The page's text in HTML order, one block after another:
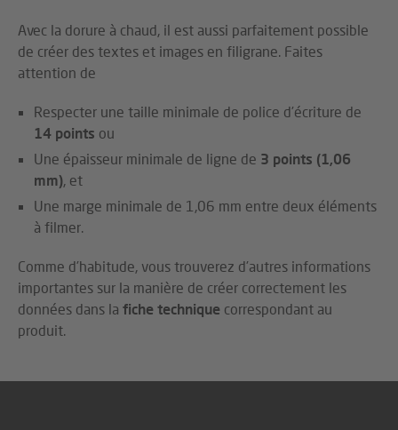
Avec la dorure à chaud, il est aussi parfaitement possible
de créer des textes et images en filigrane. Faites
attention de
Respecter une taille minimale de police d’écriture de
14 points ou
Une épaisseur minimale de ligne de 3 points (1,06
mm), et
Une marge minimale de 1,06 mm entre deux éléments
à filmer.
Comme d’habitude, vous trouverez d’autres informations
importantes sur la manière de créer correctement les
données dans la fiche technique correspondant au
produit.